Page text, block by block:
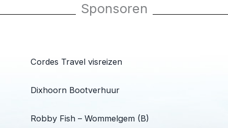
Sponsoren
Cordes Travel visreizen
Dixhoorn Bootverhuur
Robby Fish – Wommelgem (B)